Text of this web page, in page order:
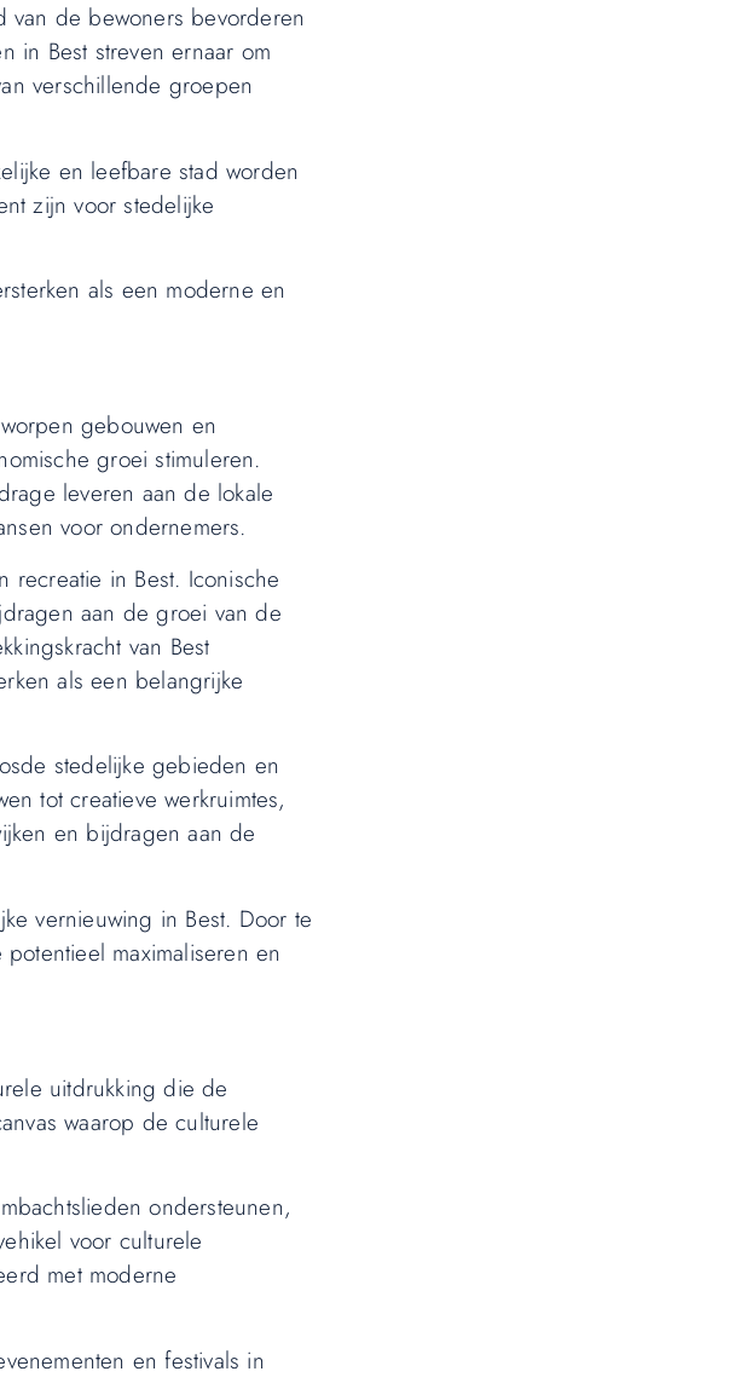
de bewoners bevorderen
in Best streven ernaar om
verschillende groepen
en leefbare stad worden
zijn voor stedelijke
als een moderne en
gebouwen en
groei stimuleren.
leveren aan de lokale
voor ondernemers.
recreatie in Best. Iconische
aan de groei van de
van Best
als een belangrijke
stedelijke gebieden en
tot creatieve werkruimtes,
en bijdragen aan de
vernieuwing in Best. Door te
maximaliseren en
uitdrukking die de
waarop de culturele
ondersteunen,
voor culturele
met moderne
en festivals in